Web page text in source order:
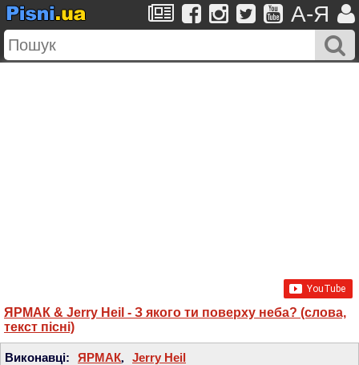
A-Я
ЯРМАК & Jerry Heil - З якого ти поверху неба? (слова,
текст пісні)
Виконавці: ЯРМАК, Jerry Heil